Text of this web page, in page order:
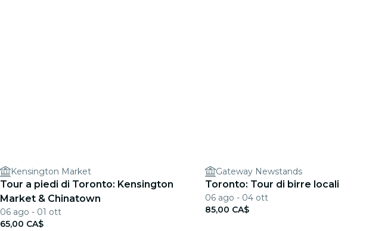
Kensington Market
Tour a piedi di Toronto: Kensington
Market & Chinatown
06 ago - 01 ott
65,00 CA$
Gateway Newstands
Toronto: Tour di birre locali
06 ago - 04 ott
85,00 CA$